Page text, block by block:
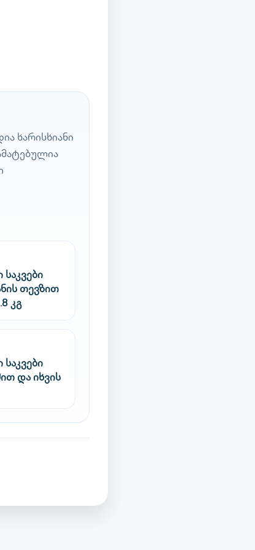
ხარისხიანი
თევზით
კგ
და იხვის